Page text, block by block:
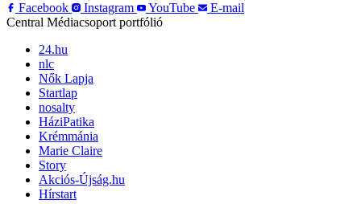
Facebook
Instagram YouTube
E-mail
Central Médiacsoport portfólió
24.hu
nlc
Nők Lapja
Startlap
nosalty
HáziPatika
Krémmánia
Marie Claire
Story
Akciós-Újság.hu
Hírstart